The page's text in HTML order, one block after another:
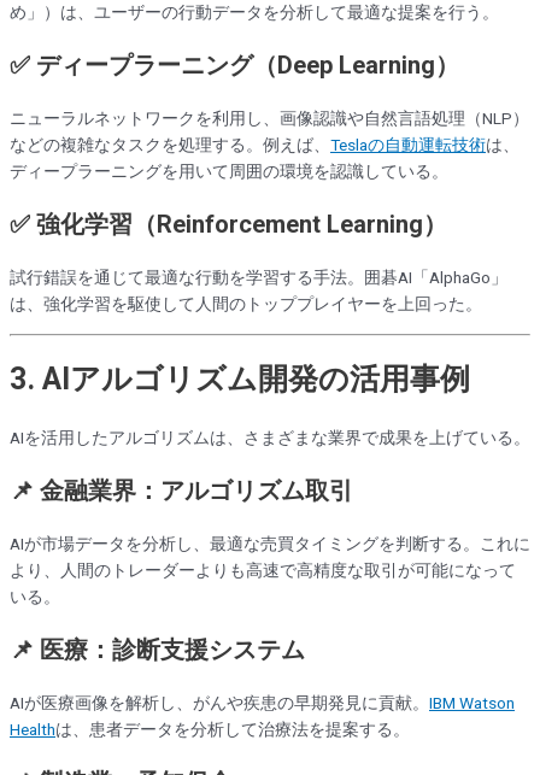
め」）は、ユーザーの行動データを分析して最適な提案を行う。
✅ ディープラーニング（Deep Learning）
ニューラルネットワークを利用し、画像認識や自然言語処理（NLP）
などの複雑なタスクを処理する。例えば、 Teslaの自動運転技術は、
ディープラーニングを用いて周囲の環境を認識している。
✅ 強化学習（Reinforcement Learning）
試行錯誤を通じて最適な行動を学習する手法。囲碁AI「AlphaGo」
は、強化学習を駆使して人間のトッププレイヤーを上回った。
3. AIアルゴリズム開発の活用事例
AIを活用したアルゴリズムは、さまざまな業界で成果を上げている。
📌 金融業界：アルゴリズム取引
AIが市場データを分析し、最適な売買タイミングを判断する。これに
より、人間のトレーダーよりも高速で高精度な取引が可能になって
いる。
📌 医療：診断支援システム
AIが医療画像を解析し、がんや疾患の早期発見に貢献。 IBM Watson
Healthは、患者データを分析して治療法を提案する。